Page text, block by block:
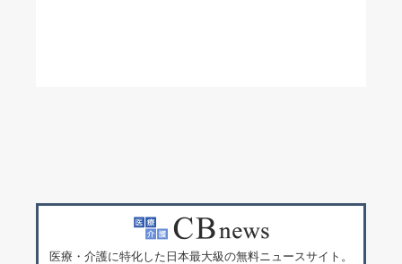
医療・介護に特化した日本最大級の無料ニュースサイト。